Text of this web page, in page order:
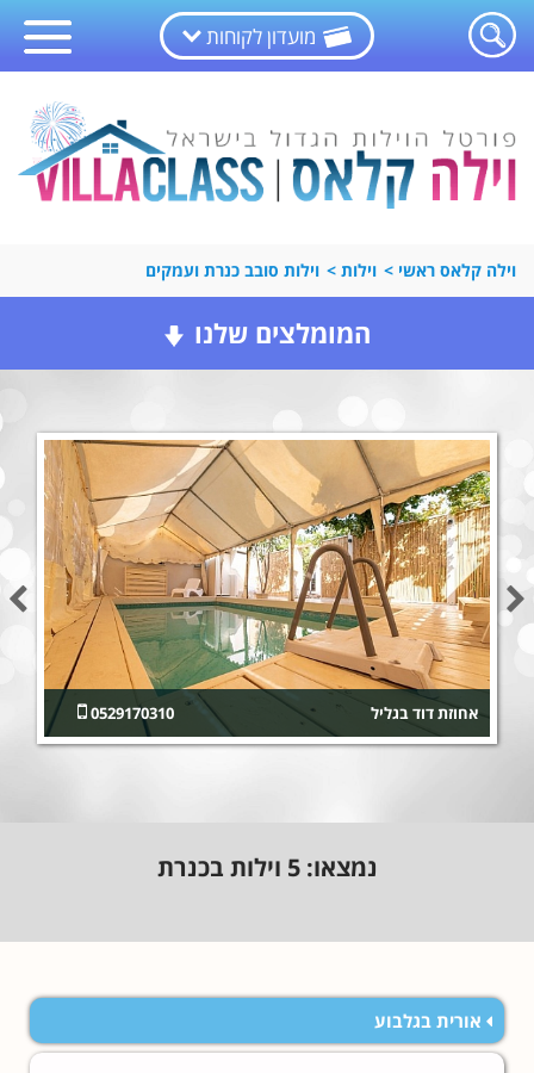
מועדון לקוחות
וילה קלאס ראשי > וילות > וילות סובב כנרת ועמקים
המומלצים שלנו
0529170310 אחוזת דוד בגליל
נמצאו:5 וילות בכנרת
אורית בגלבוע